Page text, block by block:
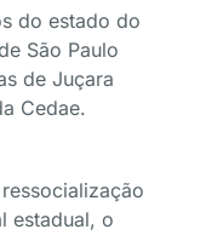
do estado do
São Paulo
de Juçara
Cedae.
estadual, o